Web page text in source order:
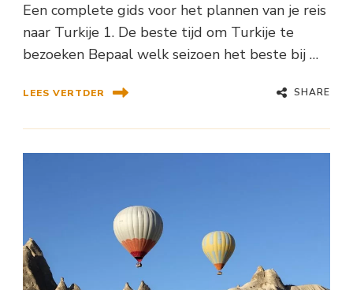
Een complete gids voor het plannen van je reis
naar Turkije 1. De beste tijd om Turkije te
bezoeken Bepaal welk seizoen het beste bij …
LEES VERTDER SHARE